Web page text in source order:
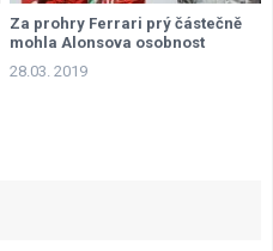
Za prohry Ferrari prý částečně
mohla Alonsova osobnost
28.03. 2019